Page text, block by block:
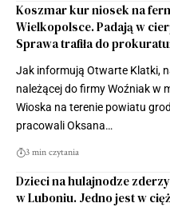
Koszmar kur niosek na
Wielkopolsce. Padają w
Sprawa trafiła do
Jak informują Otwarte Klatki,
należącej do firmy Woźniak w
Wioska na terenie powiatu
pracowali Oksana…
3 min czytania
Dzieci na hulajnodze
w Luboniu. Jedno jest w